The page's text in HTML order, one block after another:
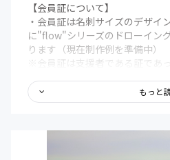
【会員証について】
・会員証は名刺サイズのデザイ
に"flow"シリーズのドローイン
ります（現在制作例を準備中）
※会員証は支援者である証であ
【限定記事について】
稿していきます（500～2000文
もっと